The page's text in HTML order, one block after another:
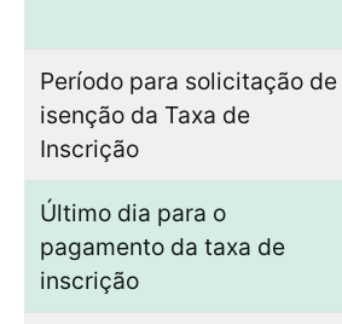
Período para solicitação de
isenção da Taxa de
Inscrição
Último dia para o
pagamento da taxa de
inscrição